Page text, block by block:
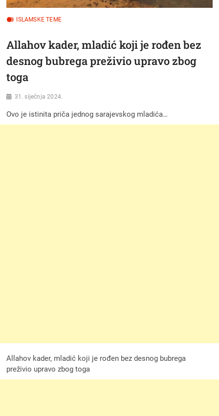
ISLAMSKE TEME
Allahov kader, mladić koji je rođen bez
desnog bubrega preživio upravo zbog
toga
31. siječnja 2024.
Ovo je istinita priča jednog sarajevskog mladića…
Allahov kader, mladić koji je rođen bez desnog bubrega
preživio upravo zbog toga